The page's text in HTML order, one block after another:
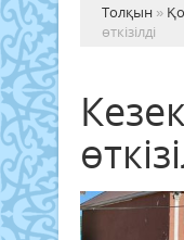
Толқын »
өткізілді